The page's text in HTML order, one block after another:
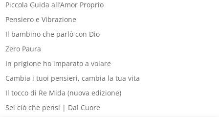
Piccola Guida all’Amor Proprio
Pensiero e Vibrazione
Il bambino che parlò con Dio
Zero Paura
In prigione ho imparato a volare
Cambia i tuoi pensieri, cambia la tua vita
Il tocco di Re Mida (nuova edizione)
Sei ciò che pensi | Dal Cuore